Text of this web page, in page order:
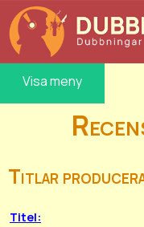
Visa meny
Titlar
Titel: